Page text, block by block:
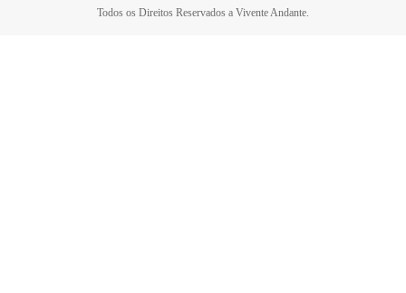
Todos os Direitos Reservados a Vivente Andante.